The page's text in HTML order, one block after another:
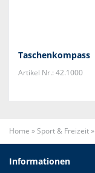
Taschenkompass
Artikel Nr.: 42.1000
Home »Sport & Freizeit»
Informationen